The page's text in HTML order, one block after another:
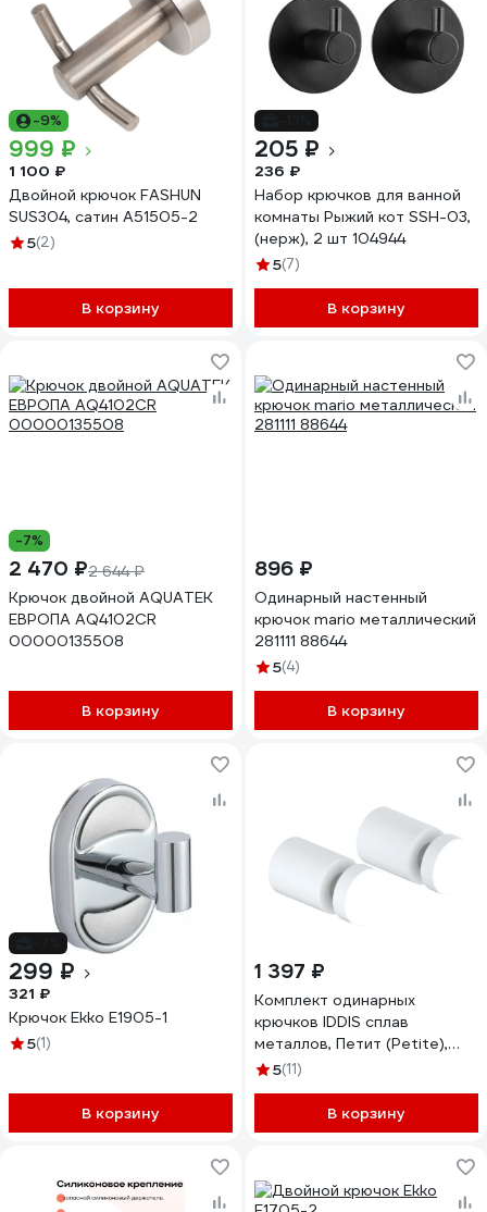
-9%
999 ₽
1 100 ₽
Двойной крючок FASHUN
SUS304, сатин A51505-2
5(2)
В корзину
205 ₽
236 ₽
Набор крючков для ванной
комнаты Рыжий кот SSH-03,
(нерж), 2 шт 104944
5(7)
В корзину
-7%
2 470 ₽2 644 ₽
Крючок двойной AQUATEK
ЕВРОПА AQ4102CR
00000135508
В корзину
896 ₽
Одинарный настенный
крючок mario металлический
281111 88644
5(4)
В корзину
299 ₽
321 ₽
Крючок Ekko E1905-1
5(1)
В корзину
1 397 ₽
Комплект одинарных
крючков IDDIS сплав
металлов, Петит (Petite),
белый матовый PET2SW1i41
5(11)
В корзину